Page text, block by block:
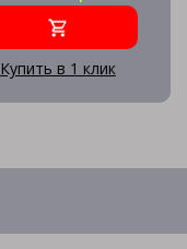
Купить в 1 клик